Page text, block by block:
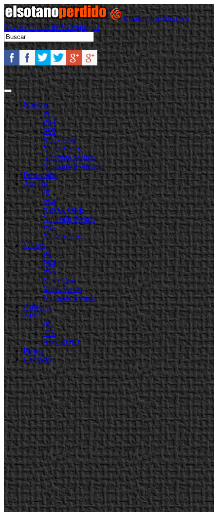
Elsotanoperdido.com -
Revista Online de Videojuegos
Noticias
PC
PS4
PS5
Xbox One
Xbox Series
Nintendo Switch
Nintendo Switch 2
Destacadas
Análisis
PC
PS4
XBOX ONE
Nintendo Switch
PS5
Xbox Series
Videos
PC
PS4
PS5
Xbox One
Xbox Series
Nintendo Switch
Artículos
APPS
PC
iOS
ANDROID
Prensa
Contacto